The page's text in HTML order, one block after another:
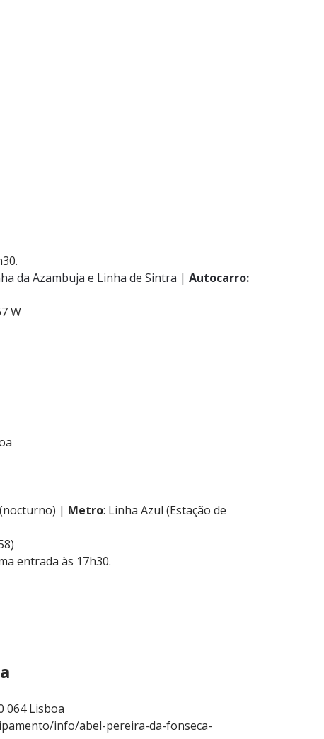
da Azambuja e Linha de Sintra | Autocarro:
W
(nocturno) | Metro: Linha Azul (Estação de
entrada às 17h30.
064 Lisboa
info/abel-pereira-da-fonseca-